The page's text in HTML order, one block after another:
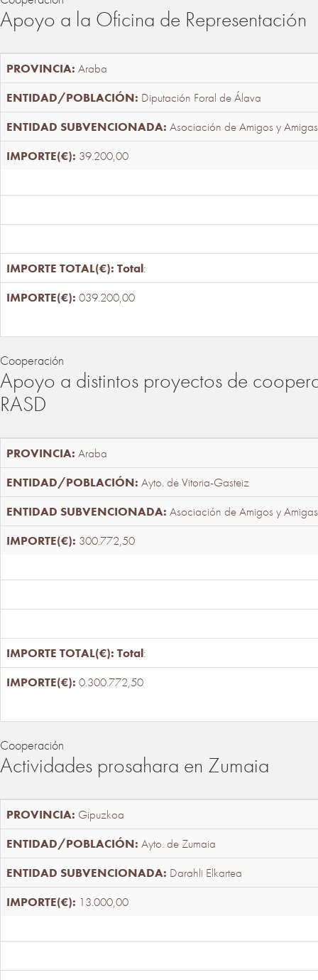
Apoyo a la Oficina de Representación
Araba
Diputación Foral de Álava
Asociación de Amigos y
39.200,00
Total:
039.200,00
Cooperación
Apoyo a distintos proyectos de
RASD
Araba
Ayto. de Vitoria-Gasteiz
Asociación de Amigos y
300.772,50
Total:
0.300.772,50
Cooperación
Actividades prosahara en Zumaia
Gipuzkoa
Ayto. de Zumaia
Darahli Elkartea
13.000,00